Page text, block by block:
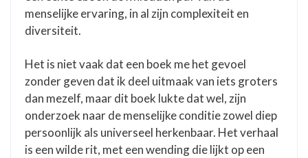
menselijke ervaring, in al zijn complexiteit en
diversiteit.
Het is niet vaak dat een boek me het gevoel
zonder geven dat ik deel uitmaak van iets groters
dan mezelf, maar dit boek lukte dat wel, zijn
onderzoek naar de menselijke conditie zowel diep
persoonlijk als universeel herkenbaar. Het verhaal
is een wilde rit, met een wending die lijkt op een